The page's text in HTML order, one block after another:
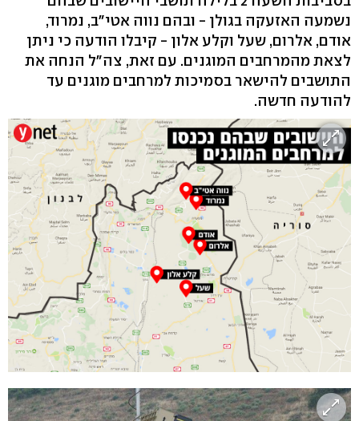
נשמעה האזעקה בגולן - ובהם נווה אטי"ב, נמרוד,
אודם, אלרום, שעל וקלע אלון - קיבלו הודעה כי ניתן
לצאת מהמרחבים המוגנים. עם זאת, צה"ל הנחה את
התושבים להישאר בסמיכות למרחבים מוגנים עד
להודעה חדשה.